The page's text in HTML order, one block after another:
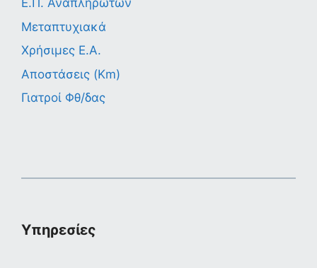
Ε.Π. Αναπληρωτών
Μεταπτυχιακά
Χρήσιμες Ε.Α.
Αποστάσεις (Km)
Γιατροί Φθ/δας
Υπηρεσίες